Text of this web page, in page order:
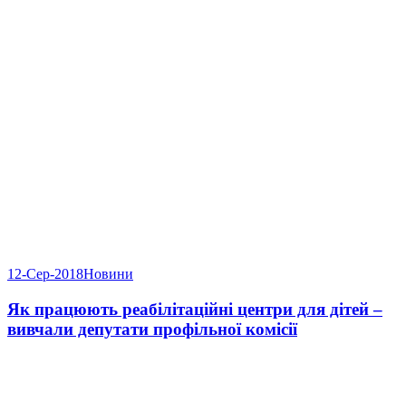
12-Сер-2018Новини
Як працюють реабілітаційні центри для дітей –
вивчали депутати профільної комісії